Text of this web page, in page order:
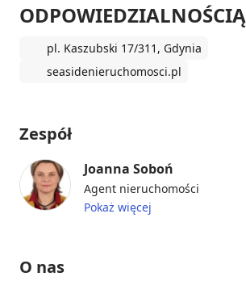
ODPOWIEDZIALNOŚCIĄ
pl. Kaszubski 17/311, Gdynia
seasidenieruchomosci.pl
Zespół
Joanna Soboń
Agent nieruchomości
Pokaż więcej
O nas